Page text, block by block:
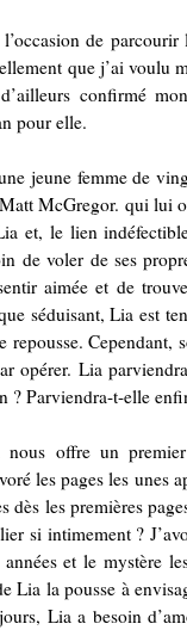
l’occasion de
que j’ai voulu
confirmé
pour elle.
jeune femme de
McGregor. qui lui
et, le lien
de voler de ses
aimée et de
séduisant, Lia est
repousse.
opérer. Lia
? Parviendra-t-elle
offre un
les pages les unes
dès les premières
si intimement ?
et le mystère
Lia la pousse à
Lia a besoin